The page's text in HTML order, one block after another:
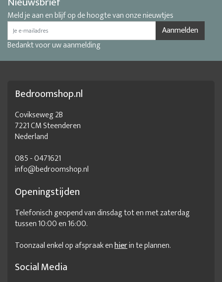
Meld je aan en blijf op de hoogte van onze nieuwtjes
Aanmelden
Bedankt voor uw aanmelding
Bedroomshop.nl
Covikseweg 2B
7221 CM Steenderen
Nederland
085 - 0471621
info@bedroomshop.nl
Openingstijden
Telefonisch geopend van dinsdag tot en met zaterdag
tussen 10:00 en 16:00.
Toonzaal enkel op afspraak enhierin te plannen.
Social Media